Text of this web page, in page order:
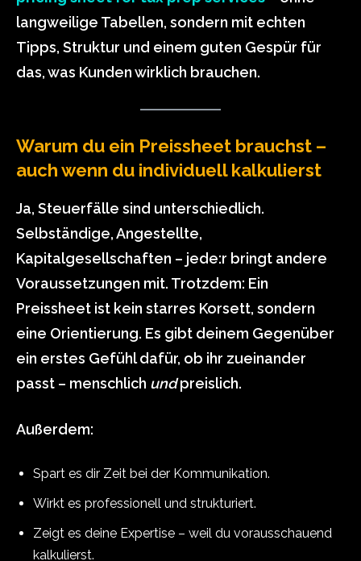
langweilige Tabellen, sondern mit echten
Tipps, Struktur und einem guten Gespür für
das, was Kunden wirklich brauchen.
Warum du ein Preissheet brauchst –
auch wenn du individuell kalkulierst
Ja, Steuerfälle sind unterschiedlich.
Selbständige, Angestellte,
Kapitalgesellschaften – jede:r bringt andere
Voraussetzungen mit. Trotzdem: Ein
Preissheet ist kein starres Korsett, sondern
eine Orientierung. Es gibt deinem Gegenüber
ein erstes Gefühl dafür, ob ihr zueinander
passt – menschlich undpreislich.
Außerdem:
Spart es dir Zeit bei der Kommunikation.
Wirkt es professionell und strukturiert.
Zeigt es deine Expertise – weil du vorausschauend
kalkulierst.